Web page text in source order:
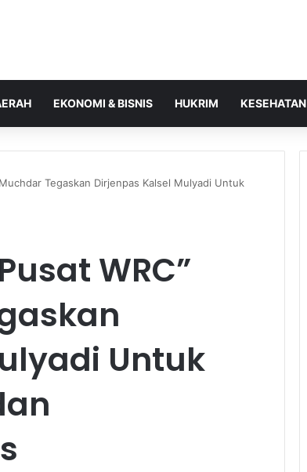
EKONOMI & BISNIS HUKRIM KESEHATAN
Tegaskan Dirjenpas Kalsel Mulyadi Untuk
WRC”
Untuk